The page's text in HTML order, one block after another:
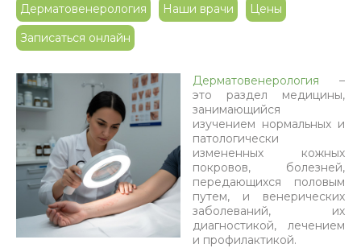
Дерматовенерология Наши врачи
Цены
Записаться онлайн
Дерматовенерология –
это раздел медицины,
занимающийся
изучением нормальных и
патологически
измененных кожных
покровов, болезней,
передающихся половым
путем, и венерических
заболеваний, их
диагностикой, лечением
и профилактикой.